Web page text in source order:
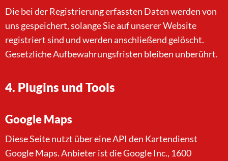
Die bei der Registrierung erfassten Daten werden von
uns gespeichert, solange Sie auf unserer Website
registriert sind und werden anschließend gelöscht.
Gesetzliche Aufbewahrungsfristen bleiben unberührt.
4. Plugins und Tools
Google Maps
Diese Seite nutzt über eine API den Kartendienst
Google Maps. Anbieter ist die Google Inc., 1600